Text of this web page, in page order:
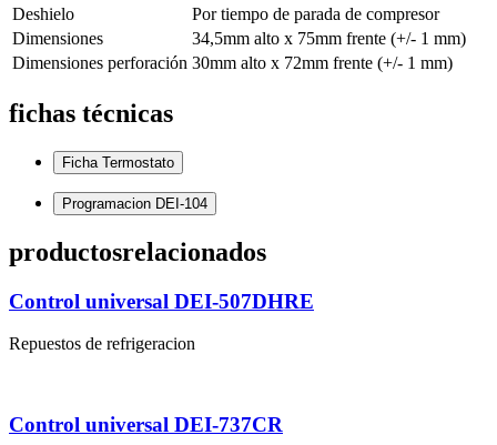
Deshielo
Por tiempo de parada de compresor
Dimensiones
34,5mm alto x 75mm frente (+/- 1 mm)
Dimensiones perforación 30mm alto x 72mm frente (+/- 1 mm)
fichas técnicas
Ficha Termostato
Programacion DEI-104
productosrelacionados
Control universal DEI-507DHRE
Repuestos de refrigeracion
Control universal DEI-737CR